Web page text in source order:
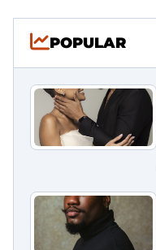
POPULAR